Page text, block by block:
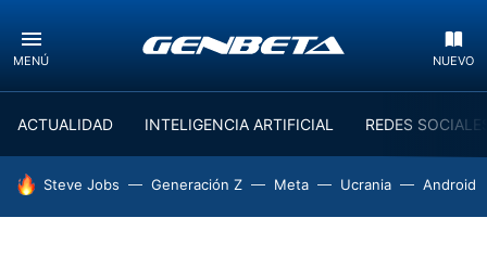
MENÚ NUEVO
ACTUALIDAD INTELIGENCIA ARTIFICIAL REDES
HOY SE HABLA DE
Steve Jobs Generación Z Meta Ucrania Android